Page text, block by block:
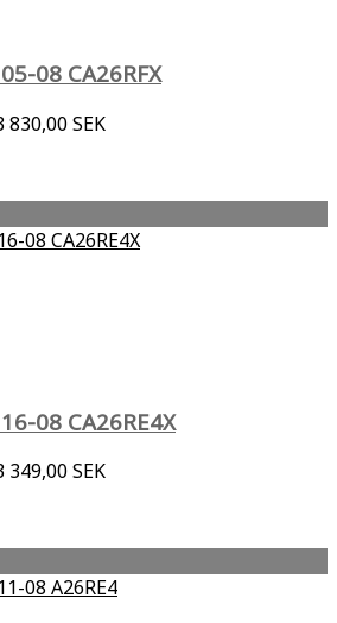
08 CA26RFX
830,00 SEK
08 CA26RE4X
349,00 SEK